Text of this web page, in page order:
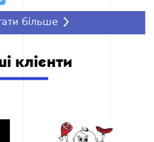
5
трафіку, конверсій).
більше
клієнти